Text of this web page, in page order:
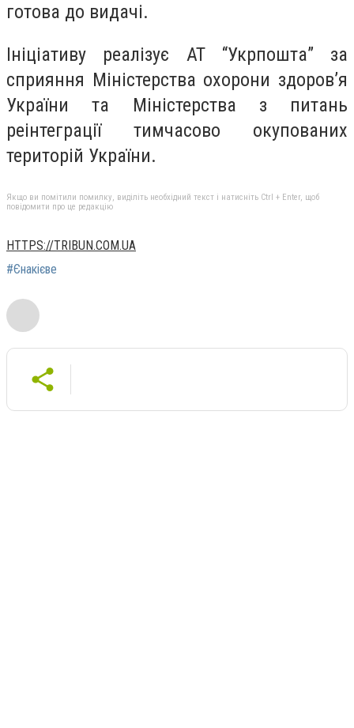
готова до видачі.
Ініціативу реалізує АТ “Укрпошта” за
сприяння Міністерства охорони здоров’я
України та Міністерства з питань
реінтеграції тимчасово окупованих
територій України.
Якщо ви помітили помилку, виділіть необхідний текст і натисніть Ctrl + Enter, щоб
повідомити про це редакцію
HTTPS://TRIBUN.COM.UA
#Єнакієве